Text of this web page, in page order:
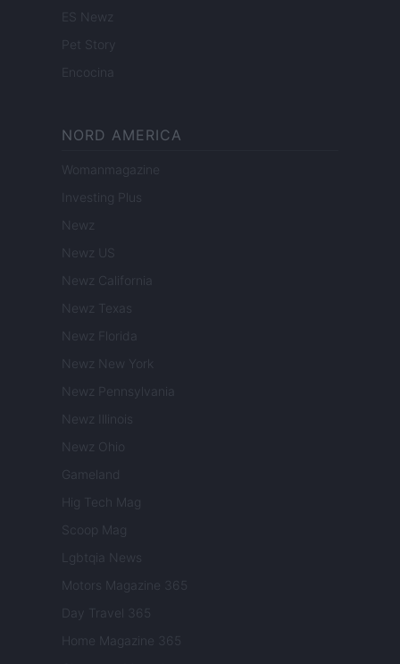
ES Newz
Pet Story
Encocina
NORD AMERICA
Womanmagazine
Investing Plus
Newz
Newz US
Newz California
Newz Texas
Newz Florida
Newz New York
Newz Pennsylvania
Newz Illinois
Newz Ohio
Gameland
Hig Tech Mag
Scoop Mag
Lgbtqia News
Motors Magazine 365
Day Travel 365
Home Magazine 365